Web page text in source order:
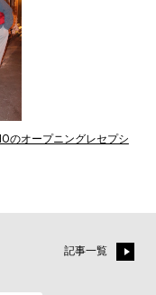
のオープニングレセプシ
記事一覧